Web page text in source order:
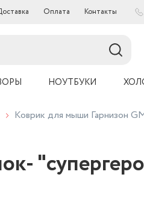
Оплата Контакты
НОУТБУКИ
Коврик для мыши Гарнизон